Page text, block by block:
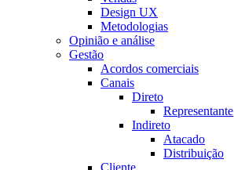
Design UX
Metodologias
Opinião e análise
Gestão
Acordos comerciais
Canais
Direto
Representante
Indireto
Atacado
Distribuição